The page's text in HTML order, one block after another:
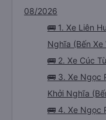
08/2026
🚌 1. Xe Liên
Nghĩa (Bến Xe
🚌 2. Xe Cúc
🚌 3. Xe Ngọc
Khởi Nghĩa
🚌 4. Xe Ngọc